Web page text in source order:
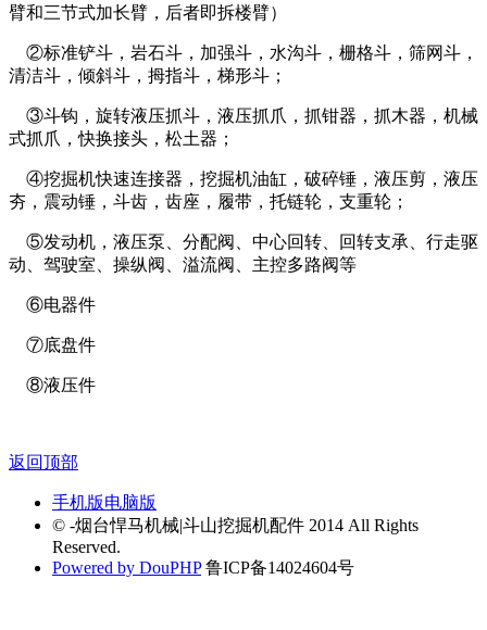
臂和三节式加长臂，后者即拆楼臂）
②标准铲斗，岩石斗，加强斗，水沟斗，栅格斗，筛网斗，
清洁斗，倾斜斗，拇指斗，梯形斗；
③斗钩，旋转液压抓斗，液压抓爪，抓钳器，抓木器，机械
式抓爪，快换接头，松土器；
④挖掘机快速连接器，挖掘机油缸，破碎锤，液压剪，液压
夯，震动锤，斗齿，齿座，履带，托链轮，支重轮；
⑤发动机，液压泵、分配阀、中心回转、回转支承、行走驱
动、驾驶室、操纵阀、溢流阀、主控多路阀等
⑥电器件
⑦底盘件
⑧液压件
返回顶部
手机版电脑版
© -烟台悍马机械|斗山挖掘机配件 2014 All Rights
Reserved.
Powered by DouPHP鲁ICP备14024604号